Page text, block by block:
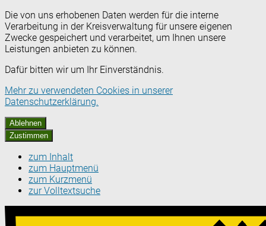
Die von uns erhobenen Daten werden für die interne
Verarbeitung in der Kreisverwaltung für unsere eigenen
Zwecke gespeichert und verarbeitet, um Ihnen unsere
Leistungen anbieten zu können.
Dafür bitten wir um Ihr Einverständnis.
Mehr zu verwendeten Cookies in unserer
Datenschutzerklärung.
Ablehnen
Zustimmen
zum Inhalt
zum Hauptmenü
zum Kurzmenü
zur Volltextsuche